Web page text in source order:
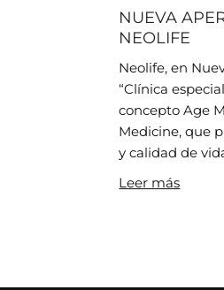
NUEVA
NEOLIFE
Neolife, en
“Clínica
concepto Age
Medicine, que
y calidad de
Leer más